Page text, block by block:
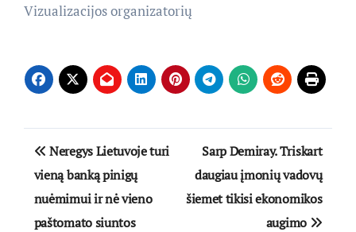
Vizualizacijos organizatorių
Navigacija
tarp
įrašų
Neregys Lietuvoje turi
vieną banką pinigų
nuėmimui ir nė vieno
paštomato siuntos
Sarp Demiray. Triskart
daugiau įmonių vadovų
šiemet tikisi ekonomikos
augimo